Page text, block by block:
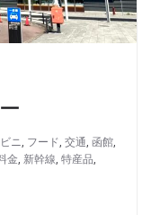
ニ, フード, 交通, 函館,
金, 新幹線, 特産品,